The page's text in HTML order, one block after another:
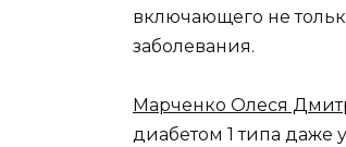
включающего не
заболевания.
Марченко Олеся
диабетом 1 типа даже